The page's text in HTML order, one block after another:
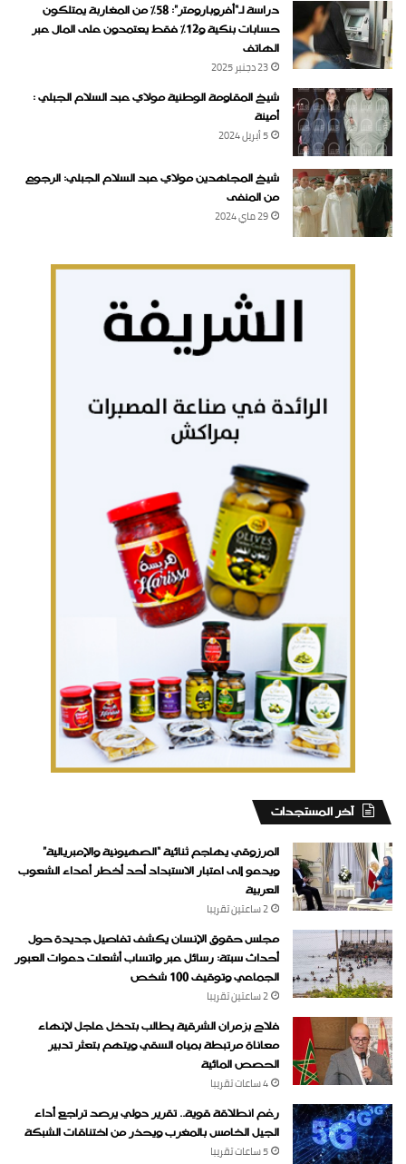
دراسة لـ“أفروبارومتر”: 58٪ من المغاربة يمتلكون
حسابات بنكية و12٪ فقط يعتمدون على المال عبر
الهاتف
23 دجنبر 2025
شيخ المقاومة الوطنية مولاي عبد السلام الجبلي :
أمينة
5 أبريل 2024
شيخ المجاهدين مولاي عبد السلام الجبلي: الرجوع
من المنفى
29 ماي 2024
‏آخر المستجدات
المرزوقي يهاجم ثنائية “الصهيونية والإمبريالية”
ويدعو إلى اعتبار الاستبداد أحد أخطر أعداء الشعوب
العربية
2 ساعتين ‏تقريبا
مجلس حقوق الإنسان يكشف تفاصيل جديدة حول
أحداث سبتة: رسائل عبر واتساب أشعلت دعوات العبور
الجماعي وتوقيف 100 شخص
2 ساعتين ‏تقريبا
فلاح بزمران الشرقية يطالب بتدخل عاجل لإنهاء
معاناة مرتبطة بمياه السقي ويتهم بتعثر تدبير
الحصص المائية
4 ساعات ‏تقريبا
رغم انطلاقة قوية.. تقرير دولي يرصد تراجع أداء
الجيل الخامس بالمغرب ويحذر من اختناقات الشبكة
5 ساعات ‏تقريبا